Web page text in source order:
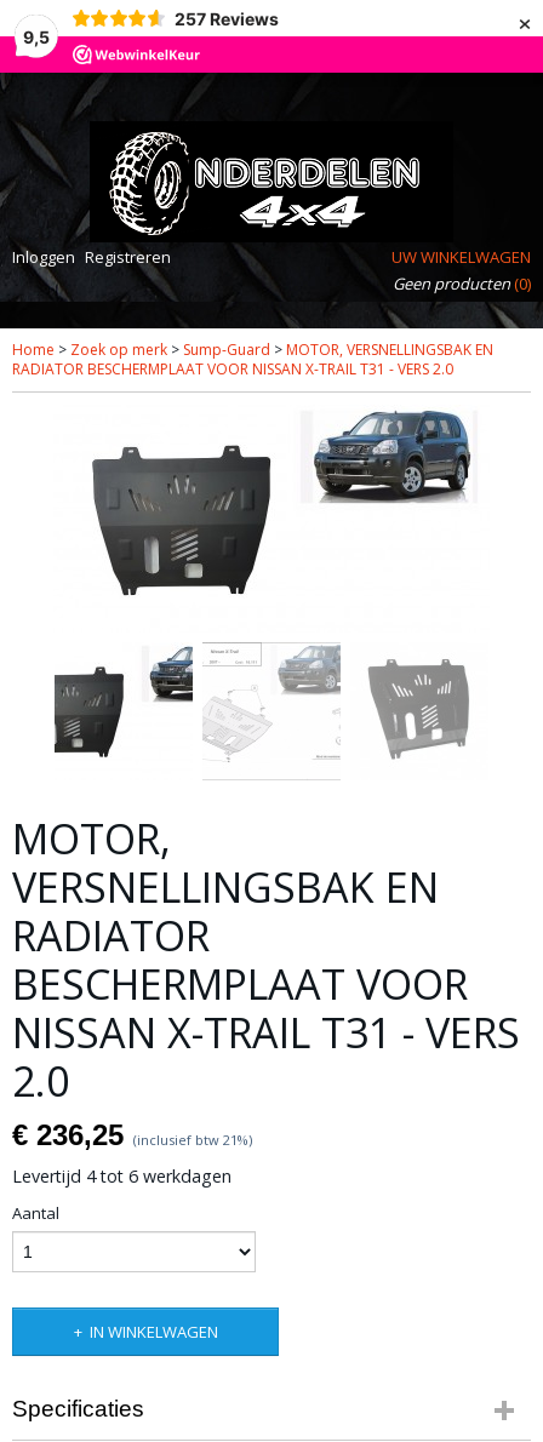
9,5
257 Reviews ×
Inloggen Registreren
UW WINKELWAGEN
Geen producten(0)
Home > Zoek op merk > Sump-Guard > MOTOR, VERSNELLINGSBAK EN
RADIATOR BESCHERMPLAAT VOOR NISSAN X-TRAIL T31 - VERS 2.0
MOTOR,
VERSNELLINGSBAK EN
RADIATOR
BESCHERMPLAAT VOOR
NISSAN X-TRAIL T31 - VERS
2.0
€ 236,25 (inclusief btw 21%)
Levertijd 4 tot 6 werkdagen
Aantal
IN WINKELWAGEN
Specificaties